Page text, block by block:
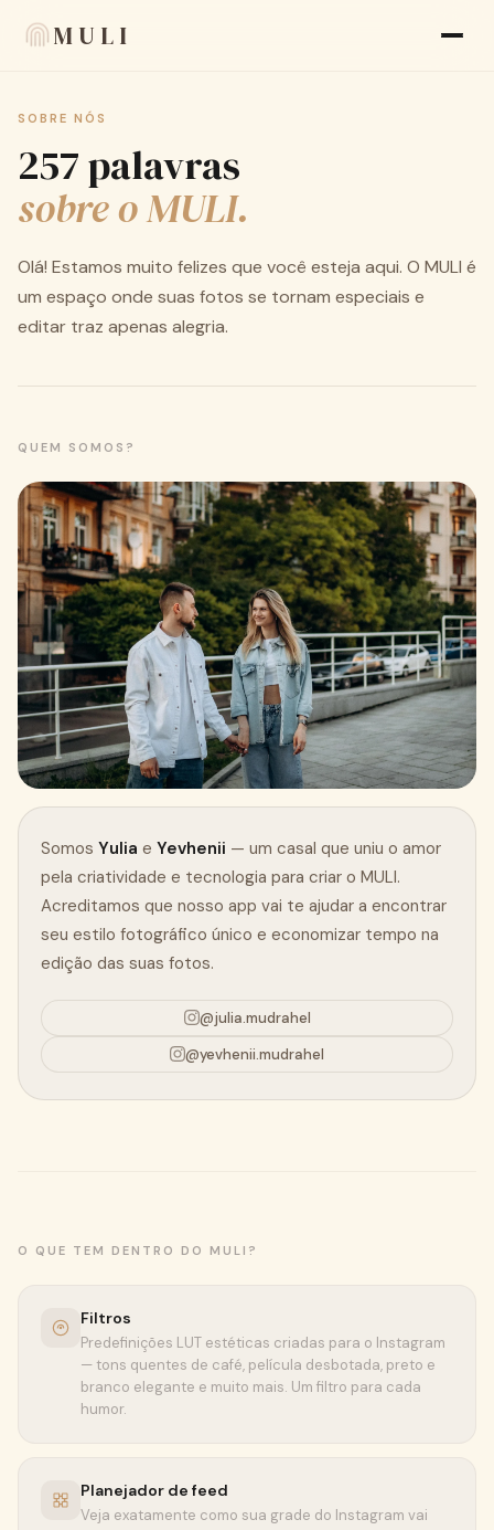
MULI
Avaliações
FAQ
Sobre nós
Language 🇧🇷 PT
Aparência
Baixar grátis na App Store
SOBRE NÓS
257 palavras
sobre o MULI.
Olá! Estamos muito felizes que você esteja aqui. O MULI é
um espaço onde suas fotos se tornam especiais e
editar traz apenas alegria.
QUEM SOMOS?
Somos Yulia e Yevhenii — um casal que uniu o amor
pela criatividade e tecnologia para criar o MULI.
Acreditamos que nosso app vai te ajudar a encontrar
seu estilo fotográfico único e economizar tempo na
edição das suas fotos.
@julia.mudrahel
@yevhenii.mudrahel
O QUE TEM DENTRO DO MULI?
Filtros
Predefinições LUT estéticas criadas para o Instagram
— tons quentes de café, película desbotada, preto e
branco elegante e muito mais. Um filtro para cada
humor.
Planejador de feed
Veja exatamente como sua grade do Instagram vai